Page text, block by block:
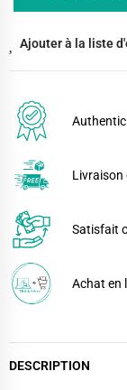
Ajouter à la liste
Livraison
Satisfait
Achat en
DESCRIPTION